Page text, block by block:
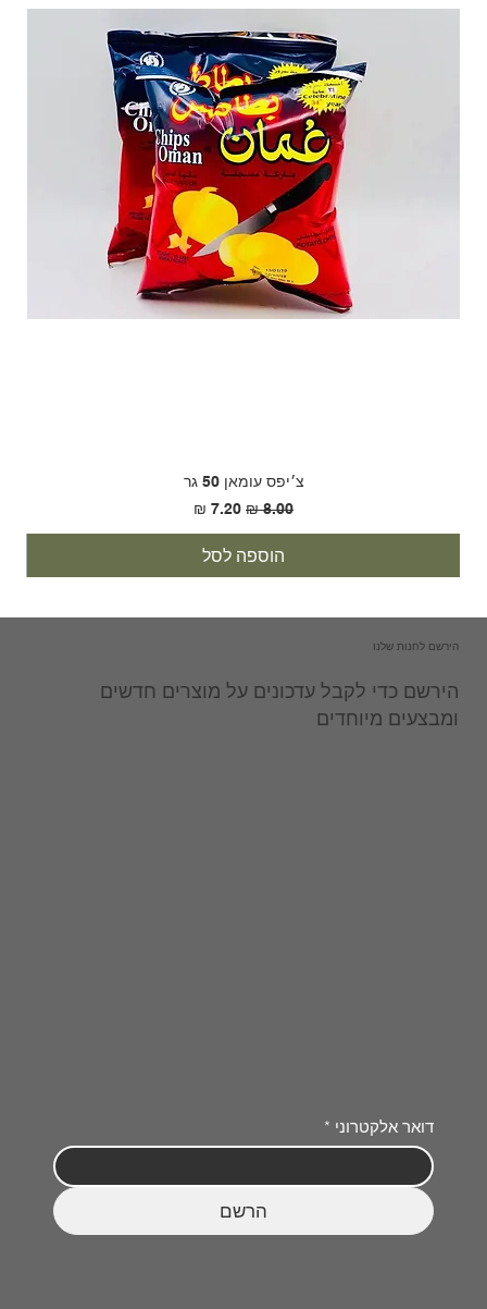
צ׳יפס עומאן 50 גר
מחיר רגילמחיר מבצע
הוספה לסל
הירשם כדי לקבל עדכונים על מוצרים חדשים
ומבצעים מיוחדים
הירשם לחנות שלנו
דואר אלקטרוני *
הרשם